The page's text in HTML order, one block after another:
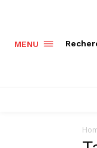
MENU